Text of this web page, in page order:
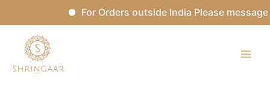
For Orders outside India Please message
content